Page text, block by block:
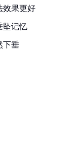
效果更好
坠记忆
下垂